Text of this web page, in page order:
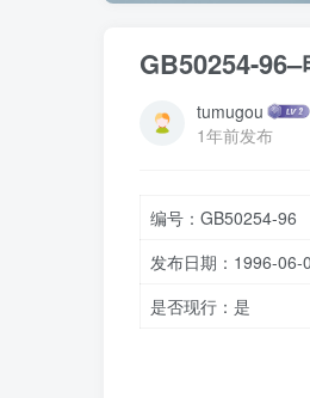
GB50254-
tumugou
1年前发布
编号：GB50254-96
发布日期：1996-06-
是否现行：是